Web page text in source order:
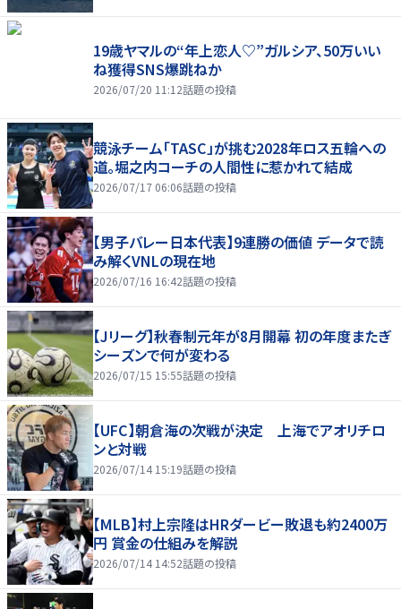
19歳ヤマルの“年上恋人♡”ガルシア、50万いい
ね獲得SNS爆跳ねか
2026/07/20 11:12話題の投稿
競泳チーム「TASC」が挑む2028年ロス五輪への
道。堀之内コーチの人間性に惹かれて結成
2026/07/17 06:06話題の投稿
【男子バレー日本代表】9連勝の価値 データで読
み解くVNLの現在地
2026/07/16 16:42話題の投稿
【Jリーグ】秋春制元年が8月開幕 初の年度またぎ
シーズンで何が変わる
2026/07/15 15:55話題の投稿
【UFC】朝倉海の次戦が決定 上海でアオリチロ
ンと対戦
2026/07/14 15:19話題の投稿
【MLB】村上宗隆はHRダービー敗退も約2400万
円 賞金の仕組みを解説
2026/07/14 14:52話題の投稿